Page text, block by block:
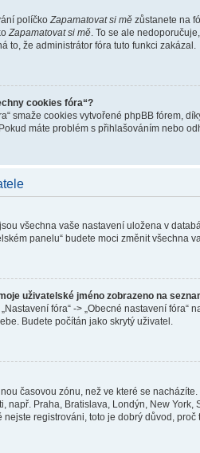
políčko Zapamatovat si mě zůstanete na
Zapamatovat si mě . To se ale
to, že administrátor fóra tuto funkci zakázal.
cookies fóra“?
smaže cookies vytvořené phpBB fórem,
máte problém s přihlašováním nebo
všechna vaše nastavení uložena v
panelu“ budete moci změnit všechna
uživatelské jméno zobrazeno na
fóra“ -> „Obecné nastavení fóra“
Budete počítán jako skrytý uživatel.
časovou zónu, než ve které se
např. Praha, Bratislava, Londýn, New
registrováni, toto je dobrý důvod, proč